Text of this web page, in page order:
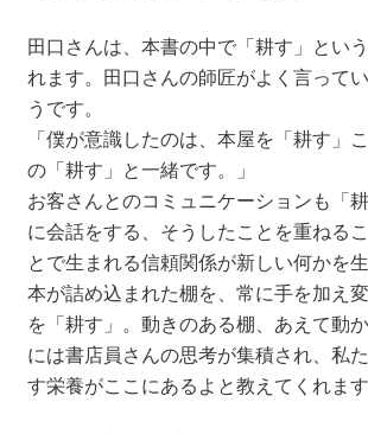
田口さんは、本書の中で「耕す」とい
れます。田口さんの師匠がよく言って
うです。
「僕が意識したのは、本屋を「耕す」
の「耕す」と一緒です。」
お客さんとのコミュニケーションも「
に会話をする、そうしたことを重ねる
とで生まれる信頼関係が新しい何かを生
本が詰め込まれた棚を、常に手を加
を「耕す」。動きのある棚、あえて動
には書店員さんの思考が集積され、私
す栄養がここにあるよと教えてくれます